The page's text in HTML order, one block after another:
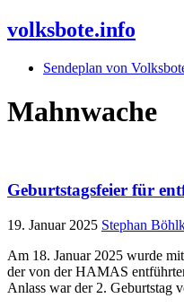
volksbote.info
Sendeplan von
Mahnwache
Geburtstagsfeier für
19. Januar 2025 Stephan
Am 18. Januar 2025 wurde
der von der HAMAS
Anlass war der 2. Geburtstag